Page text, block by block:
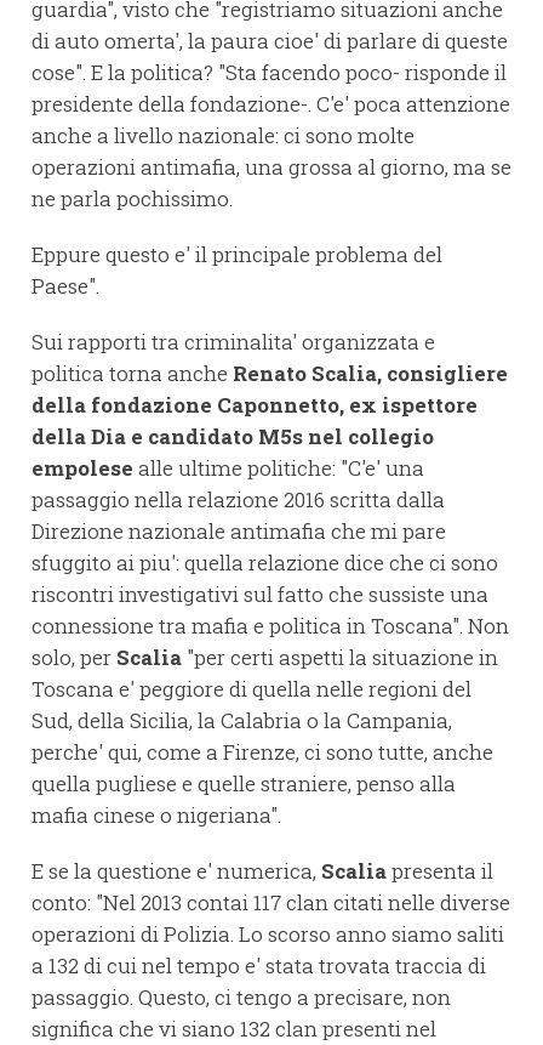
guardia", visto che "registriamo situazioni anche
di auto omerta', la paura cioe' di parlare di queste
cose". E la politica? "Sta facendo poco- risponde il
presidente della fondazione-. C'e' poca attenzione
anche a livello nazionale: ci sono molte
operazioni antimafia, una grossa al giorno, ma se
ne parla pochissimo.
Eppure questo e' il principale problema del
Paese".
Sui rapporti tra criminalita' organizzata e
politica torna anche Renato Scalia, consigliere
della fondazione Caponnetto, ex ispettore
della Dia e candidato M5s nel collegio
empolese alle ultime politiche: "C'e' una
passaggio nella relazione 2016 scritta dalla
Direzione nazionale antimafia che mi pare
sfuggito ai piu': quella relazione dice che ci sono
riscontri investigativi sul fatto che sussiste una
connessione tra mafia e politica in Toscana". Non
solo, per Scalia "per certi aspetti la situazione in
Toscana e' peggiore di quella nelle regioni del
Sud, della Sicilia, la Calabria o la Campania,
perche' qui, come a Firenze, ci sono tutte, anche
quella pugliese e quelle straniere, penso alla
mafia cinese o nigeriana".
E se la questione e' numerica, Scaliapresenta il
conto: "Nel 2013 contai 117 clan citati nelle diverse
operazioni di Polizia. Lo scorso anno siamo saliti
a 132 di cui nel tempo e' stata trovata traccia di
passaggio. Questo, ci tengo a precisare, non
significa che vi siano 132 clan presenti nel